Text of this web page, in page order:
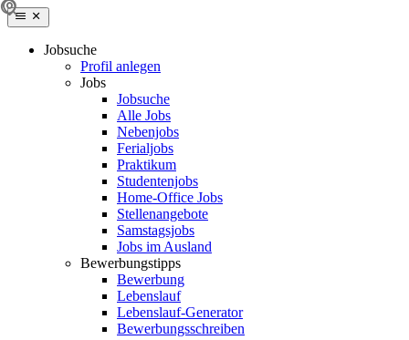
Jobsuche
Profil anlegen
Jobs
Jobsuche
Alle Jobs
Nebenjobs
Ferialjobs
Praktikum
Studentenjobs
Home-Office Jobs
Stellenangebote
Samstagsjobs
Jobs im Ausland
Bewerbungstipps
Bewerbung
Lebenslauf
Lebenslauf-Generator
Bewerbungsschreiben